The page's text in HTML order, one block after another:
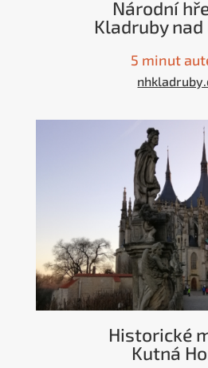
Národní
Kladruby nad
5 minut
Historické
Kutná